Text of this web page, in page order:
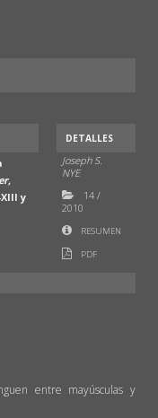
DETALLES
y
Joseph S.
NYE
14 /
2010
RESUMEN
PDF
entre mayúsculas y